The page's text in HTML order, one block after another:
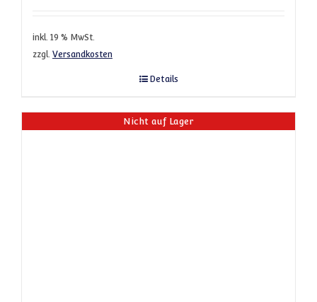
inkl. 19 % MwSt.
zzgl. Versandkosten
Details
Nicht auf Lager